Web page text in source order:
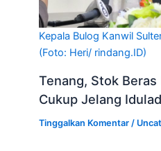
Kepala Bulog Kanwil
(Foto: Heri/ rindang.ID)
Tenang, Stok
Cukup Jelang
Tinggalkan Komentar /